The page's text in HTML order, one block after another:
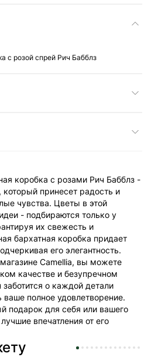
с розой спрей Рич Бабблз
коробка с розами Рич Бабблз -
принесет радость и
чувства. Цветы в этой
- подбираются только у
их свежесть и
бархатная коробка придает
его элегантность.
Camellia, вы можете
качестве и безупречном
о каждой детали
ваше полное удовлетворение.
подарок для себя или вашего
впечатления от его